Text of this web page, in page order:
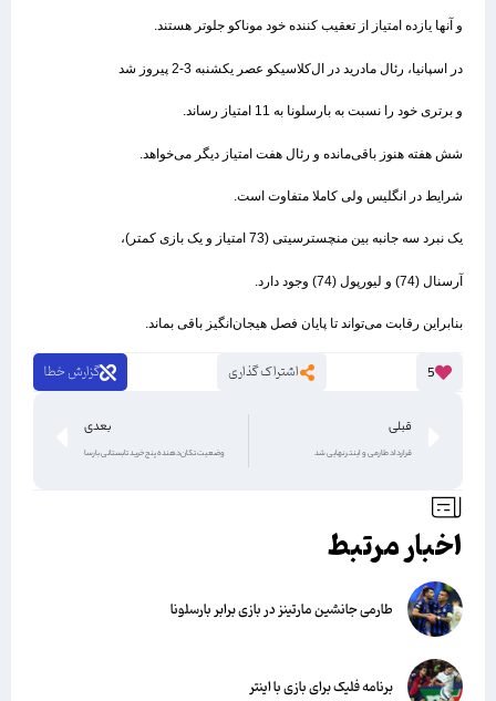
و آنها یازده امتیاز از تعقیب کننده خود موناکو جلوتر هستند.
در اسپانیا، رئال مادرید در ال‌کلاسیکو عصر یکشنبه 3-2 پیروز شد
و برتری خود را نسبت به بارسلونا به 11 امتیاز رساند.
شش هفته هنوز باقی‌مانده و رئال هفت امتیاز دیگر می‌خواهد.
شرایط در انگلیس ولی کاملا متفاوت است.
یک نبرد سه جانبه بین منچسترسیتی (73 امتیاز و یک بازی کمتر)،
آرسنال (74) و لیورپول (74) وجود دارد.
بنابراین رقابت می‌تواند تا پایان فصل هیجان‌انگیز باقی بماند.
5 اشتراک گذاری گزارش خطا
قبلی
قرارداد طارمی و اینتر نهایی شد
بعدی
وضعیت تکان‌دهنده پنج خرید تابستانی بارسا
اخبار مرتبط
طارمی جانشین مارتینز در بازی برابر بارسلونا
برنامه فلیک برای بازی با اینتر